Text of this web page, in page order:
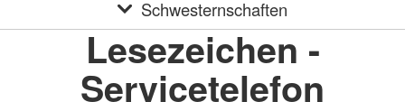
Schwesternschaften
Lesezeichen -
Servicetelefon